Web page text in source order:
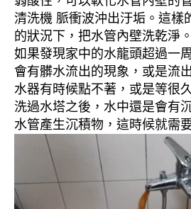
清洗機 脈衝波沖出汙垢。這樣
的狀況下，把水管內壁洗乾淨。
如果發現家中的水龍頭超過一
會有髒水流出的現象，或是流
水器有時候點不著，或是等很
洗過水塔之後，水中還是會有
水管產生沉積物，這時候就需